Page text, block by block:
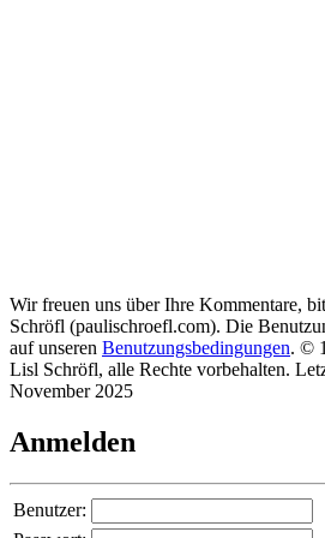
Wir freuen uns über Ihre Kommentare,
Schröfl (paulischroefl.com). Die
auf unseren Benutzungsbedingungen. ©
Lisl Schröfl, alle Rechte vorbehalten.
November 2025
Anmelden
Benutzer: